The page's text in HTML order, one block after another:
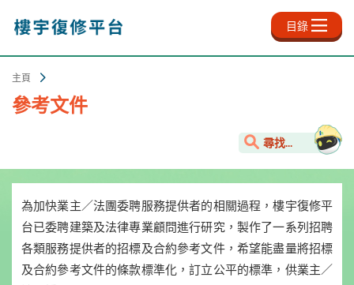
內
目錄
主頁
參考文件
尋找...
為加快業主／法團委聘服務提供者的相關過程，樓宇復修平
台已委聘建築及法律專業顧問進行研究，製作了一系列招聘
各類服務提供者的招標及合約參考文件，希望能盡量將招標
及合約參考文件的條款標準化，訂立公平的標準，供業主／